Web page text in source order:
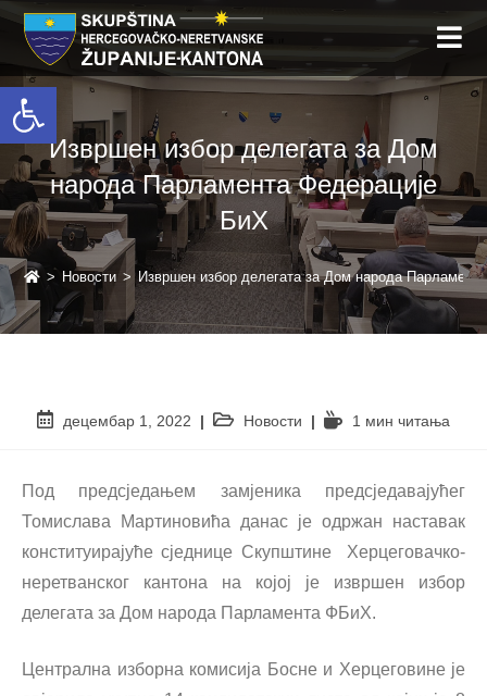
Open toolbar
Извршен избор делегата за Дом
народа Парламента Федерације
БиХ
> Новости > Извршен избор делегата за Дом народа
децембар 1, 2022 Новости 1 мин читањa
Под предсједањем замјеника предсједавајућег
Томислава Мартиновића данас је одржан наставак
конституирајуће сједнице Скупштине Херцеговачко-
неретванског кантона на којој је извршен избор
делегата за Дом народа Парламента ФБиХ.
Централна изборна комисија Босне и Херцеговине је